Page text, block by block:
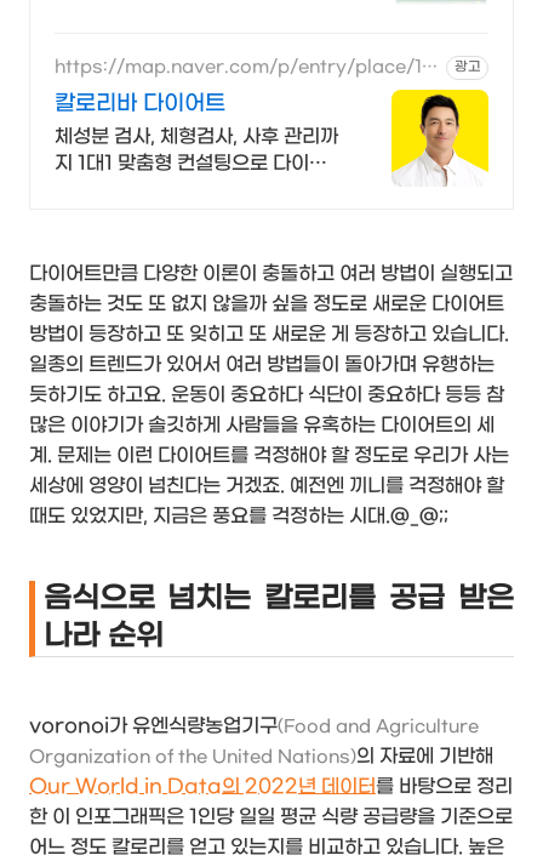
https://map.naver.com/p/entry/place/13
29932965
광고
칼로리바 다이어트
체성분 검사, 체형검사, 사후 관리까
지 1대1 맞춤형 컨설팅으로 다이어
다이어트만큼 다양한 이론이 충돌하고 여러 방법이 실행되고
충돌하는 것도 또 없지 않을까 싶을 정도로 새로운 다이어트
방법이 등장하고 또 잊히고 또 새로운 게 등장하고 있습니다.
일종의 트렌드가 있어서 여러 방법들이 돌아가며 유행하는
듯하기도 하고요. 운동이 중요하다 식단이 중요하다 등등 참
많은 이야기가 솔깃하게 사람들을 유혹하는 다이어트의 세
계. 문제는 이런 다이어트를 걱정해야 할 정도로 우리가 사는
세상에 영양이 넘친다는 거겠죠. 예전엔 끼니를 걱정해야 할
때도 있었지만, 지금은 풍요를 걱정하는 시대.@_@;;
음식으로 넘치는 칼로리를 공급 받은
나라 순위
voronoi가 유엔식량농업기구(Food and Agriculture
Organization of the United Nations)의 자료에 기반해
Our World in Data의 2022년 데이터를 바탕으로 정리
한 이 인포그래픽은 1인당 일일 평균 식량 공급량을 기준으로
어느 정도 칼로리를 얻고 있는지를 비교하고 있습니다. 높은